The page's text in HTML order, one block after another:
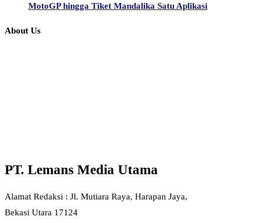
MotoGP hingga Tiket Mandalika Satu Aplikasi
About Us
PT. Lemans Media Utama
Alamat Redaksi : Jl. Mutiara Raya, Harapan Jaya,
Bekasi Utara 17124